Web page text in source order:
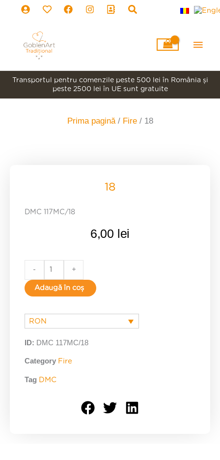
Transportul pentru comenzile peste 500 lei în România şi
peste 2500 lei în UE sunt gratuite
Prima pagină/ Fire/ 18
18
DMC 117MC/18
6,00 lei
quantity
- +
Adaugă în coș
RON
ID: DMC 117MC/18
Category Fire
Tag DMC